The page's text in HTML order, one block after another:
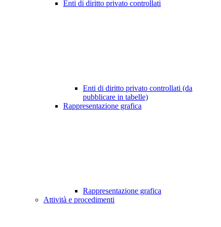
Enti di diritto privato controllati
Enti di diritto privato controllati (da
pubblicare in tabelle)
Rappresentazione grafica
Rappresentazione grafica
Attività e procedimenti